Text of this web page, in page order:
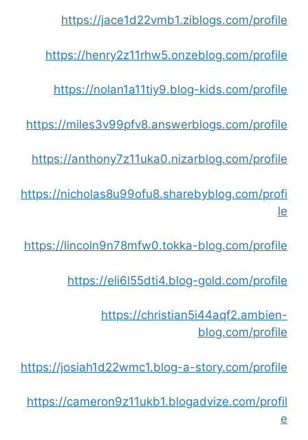
https://jace1d22vmb1.ziblogs.com/profile
https://henry2z11rhw5.onzeblog.com/profile
https://nolan1a11tiy9.blog-kids.com/profile
https://miles3v99pfv8.answerblogs.com/profile
https://anthony7z11uka0.nizarblog.com/profile
https://nicholas8u99ofu8.sharebyblog.com/profi
le
https://lincoln9n78mfw0.tokka-blog.com/profile
https://eli6l55dti4.blog-gold.com/profile
https://christian5i44aqf2.ambien-
blog.com/profile
https://josiah1d22wmc1.blog-a-story.com/profile
https://cameron9z11ukb1.blogadvize.com/profil
e